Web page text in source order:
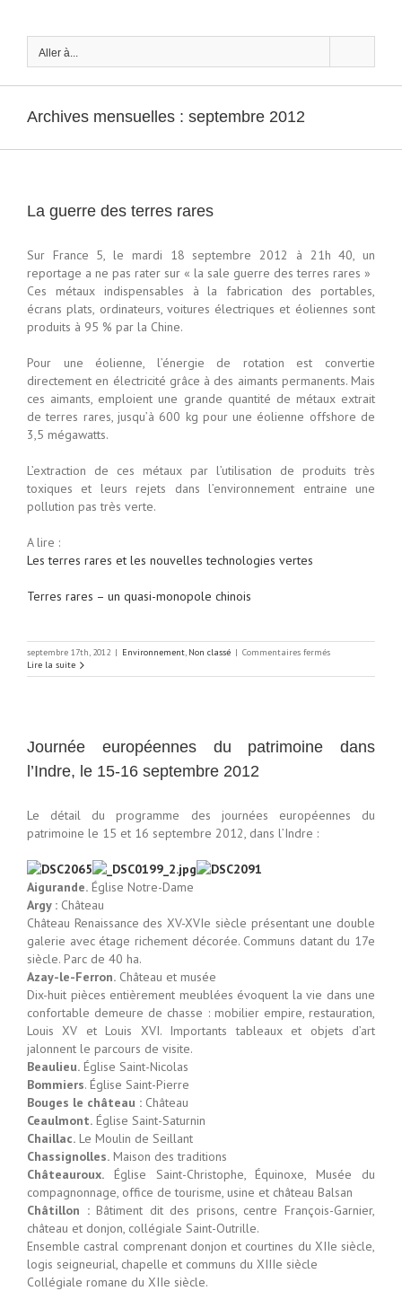
Aller à...
Archives mensuelles : septembre 2012
La guerre des terres rares
Sur France 5, le mardi 18 septembre 2012 à 21h 40, un
reportage a ne pas rater sur « la sale guerre des terres rares »
Ces métaux indispensables à la fabrication des portables,
écrans plats, ordinateurs, voitures électriques et éoliennes sont
produits à 95 % par la Chine.
Pour une éolienne, l’énergie de rotation est convertie
directement en électricité grâce à des aimants permanents. Mais
ces aimants, emploient une grande quantité de métaux extrait
de terres rares, jusqu’à 600 kg pour une éolienne offshore de
3,5 mégawatts.
L’extraction de ces métaux par l’utilisation de produits très
toxiques et leurs rejets dans l’environnement entraine une
pollution pas très verte.
A lire :
Les terres rares et les nouvelles technologies vertes
Terres rares – un quasi-monopole chinois
septembre 17th, 2012 | Environnement, Non classé | Commentaires ferméssur
guerre
Lire la suite
Journée européennes du patrimoine dans
l’Indre, le 15-16 septembre 2012
Le détail du programme des journées européennes du
patrimoine le 15 et 16 septembre 2012, dans l’Indre :
Aigurande. Église Notre-Dame
Argy : Château
Château Renaissance des XV-XVIe siècle présentant une double
galerie avec étage richement décorée. Communs datant du 17e
siècle. Parc de 40 ha.
Azay-le-Ferron. Château et musée
Dix-huit pièces entièrement meublées évoquent la vie dans une
confortable demeure de chasse : mobilier empire, restauration,
Louis XV et Louis XVI. Importants tableaux et objets d’art
jalonnent le parcours de visite.
Beaulieu. Église Saint-Nicolas
Bommiers. Église Saint-Pierre
Bouges le château : Château
Ceaulmont. Église Saint-Saturnin
Chaillac. Le Moulin de Seillant
Chassignolles. Maison des traditions
Châteauroux. Église Saint-Christophe, Équinoxe, Musée du
compagnonnage, office de tourisme, usine et château Balsan
Châtillon :Bâtiment dit des prisons, centre François-Garnier,
château et donjon, collégiale Saint-Outrille.
Ensemble castral comprenant donjon et courtines du XIIe siècle,
logis seigneurial, chapelle et communs du XIIIe siècle
Collégiale romane du XIIe siècle.